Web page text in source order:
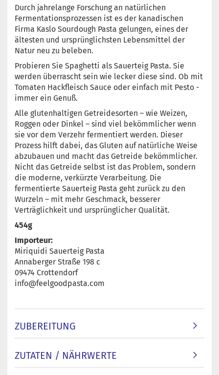
Durch jahrelange Forschung an natürlichen
Fermentationsprozessen ist es der kanadischen
Firma Kaslo Sourdough Pasta gelungen, eines der
ältesten und ursprünglichsten Lebensmittel der
Natur neu zu beleben.
Probieren Sie Spaghetti als Sauerteig Pasta. Sie
werden überrascht sein wie lecker diese sind. Ob mit
Tomaten Hackfleisch Sauce oder einfach mit Pesto -
immer ein Genuß.
Alle glutenhaltigen Getreidesorten – wie Weizen,
Roggen oder Dinkel – sind viel bekömmlicher wenn
sie vor dem Verzehr fermentiert werden. Dieser
Prozess hilft dabei, das Gluten auf natürliche Weise
abzubauen und macht das Getreide bekömmlicher.
Nicht das Getreide selbst ist das Problem, sondern
die moderne, verkürzte Verarbeitung. Die
fermentierte Sauerteig Pasta geht zurück zu den
Wurzeln – mit mehr Geschmack, besserer
Verträglichkeit und ursprünglicher Qualität.
454g
Importeur:
Miriquidi Sauerteig Pasta
Annaberger Straße 198 c
09474 Crottendorf
info@feelgoodpasta.com
ZUBEREITUNG
ZUTATEN / NÄHRWERTE